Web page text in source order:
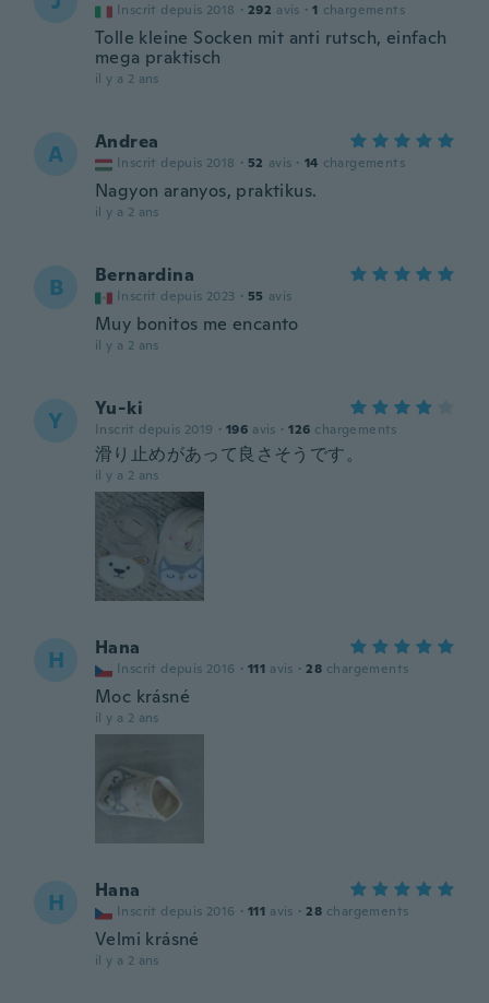
Inscrit depuis 2018 · 292 avis · 1 chargements
Tolle kleine Socken mit anti rutsch, einfach
mega praktisch
il y a 2 ans
A Andrea
Inscrit depuis 2018 · 52 avis · 14 chargements
Nagyon aranyos, praktikus.
il y a 2 ans
B Bernardina
Inscrit depuis 2023 · 55 avis
Muy bonitos me encanto
il y a 2 ans
Y Yu-ki
Inscrit depuis 2019 · 196 avis · 126 chargements
滑り止めがあって良さそうです。
il y a 2 ans
H Hana
Inscrit depuis 2016 · 111 avis · 28 chargements
Moc krásné
il y a 2 ans
H Hana
Inscrit depuis 2016 · 111 avis · 28 chargements
Velmi krásné
il y a 2 ans